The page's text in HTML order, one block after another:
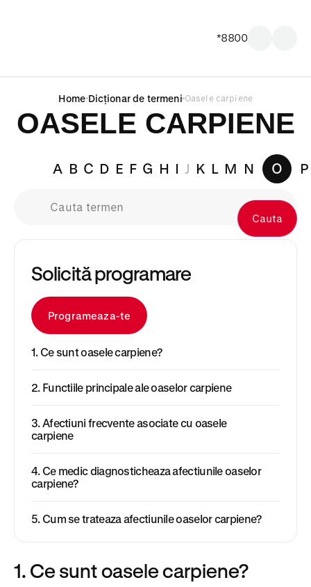
*8800
Home Dicționar de termeni Oasele carpiene
OASELE CARPIENE
A B C D E F G H I J K L M N O P
Cauta
Solicită programare
Programeaza-te
1. Ce sunt oasele carpiene?
2. Functiile principale ale oaselor carpiene
3. Afectiuni frecvente asociate cu oasele
carpiene
4. Ce medic diagnosticheaza afectiunile oaselor
carpiene?
5. Cum se trateaza afectiunile oaselor carpiene?
1. Ce sunt oasele carpiene?